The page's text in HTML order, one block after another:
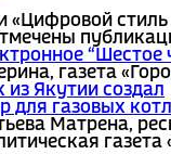
«Цифровой стиль
“Шестое
газета
из Якутии создал
для газовых
Матрена,
газета